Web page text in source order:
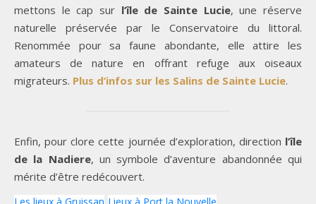
mettons le cap sur l’île de Sainte Lucie, une réserve
naturelle préservée par le Conservatoire du littoral.
Renommée pour sa faune abondante, elle attire les
amateurs de nature en offrant refuge aux oiseaux
migrateurs. Plus d’infos sur les Salins de Sainte Lucie.
Enfin, pour clore cette journée d’exploration, direction l’île
de la Nadiere, un symbole d’aventure abandonnée qui
mérite d’être redécouvert.